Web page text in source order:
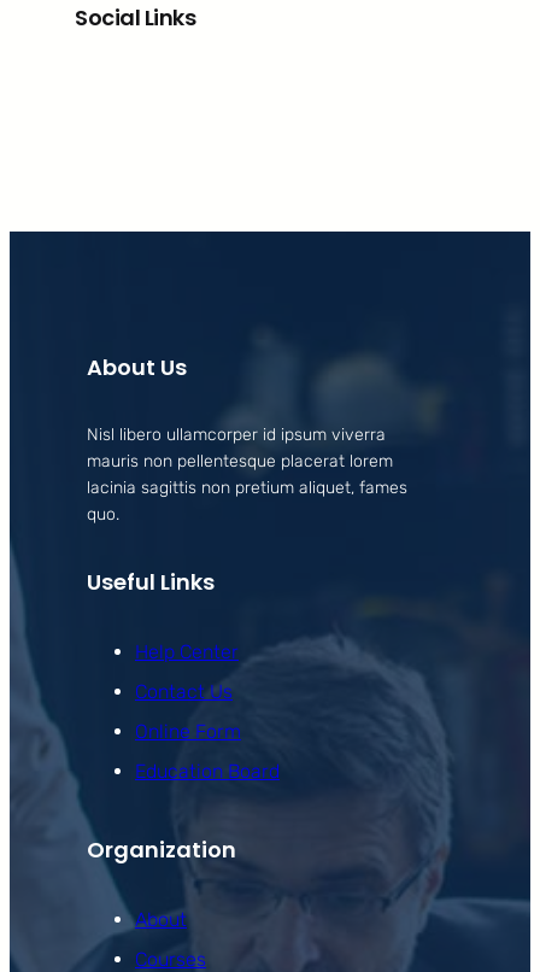
Social Links
About Us
Nisl libero ullamcorper id ipsum viverra
mauris non pellentesque placerat lorem
lacinia sagittis non pretium aliquet, fames
quo.
Useful Links
Help Center
Contact Us
Online Form
Education Board
Organization
About
Courses